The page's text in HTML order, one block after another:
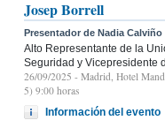
Josep Borrell
Presentador de Nadia Calviño
Alto Representante de la
Seguridad y Vicepresidente
26/09/2025 - Madrid, Hotel
5) 9:00 horas
Información del evento